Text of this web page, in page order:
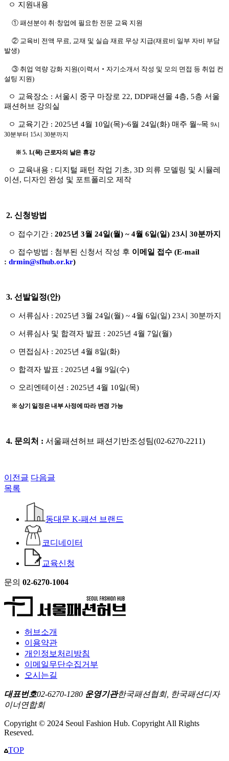
ㅇ 지원내용
① 패션분야 취 ·창업에 필요한 전문 교육 지원
② 교육비 전액 무료, 교재 및 실습 재료 무상 지급(재료비 일부 자비 부담
발생)
③ 취업 역량 강화 지원(이력서 ‧ 자기소개서 작성 및 모의 면접 등 취업 컨
설팅 지원)
ㅇ 교육장소 : 서울시 중구 마장로 22, DDP패션몰 4층, 5층 서울
패션허브 강의실
ㅇ 교육기간 : 2025년 4월 10일(목)~6월 24일(화) 매주 월~목 9시
30분부터 15시 30분까지
※ 5. 1.(목) 근로자의 날은 휴강
ㅇ 교육내용 : 디지털 패턴 작업 기초, 3D 의류 모델링 및 시뮬레
이션, 디자인 완성 및 포트폴리오 제작
2. 신청방법
ㅇ 접수기간 : 2025년 3월 24일(월) ~ 4월 6일(일) 23시 30분까지
ㅇ 접수방법 : 첨부된 신청서 작성 후 이메일 접수 (E-mail
: drmin@sfhub.or.kr)
3. 선발일정(안)
ㅇ 서류심사 : 2025년 3월 24일(월) ~ 4월 6일(일) 23시 30분까지
ㅇ 서류심사 및 합격자 발표 : 2025년 4월 7일(월)
ㅇ 면접심사 : 2025년 4월 8일(화)
ㅇ 합격자 발표 : 2025년 4월 9일(수)
ㅇ 오리엔테이션 : 2025년 4월 10일(목)
※ 상기 일정은 내부 사정에 따라 변경 가능
4. 문의처 : 서울패션허브 패션기반조성팀(02-6270-2211)
이전글 다음글
목록
동대문 K-패션 브랜드
코디네이터
교육신청
문의 02-6270-1004
허브소개
이용약관
개인정보처리방침
이메일무단수집거부
오시는길
대표번호02-6270-1280 운영기관한국패션협회, 한국패션디자
이너연합회
Copyright © 2024 Seoul Fashion Hub. Copyright All Rights
Reseved.
TOP